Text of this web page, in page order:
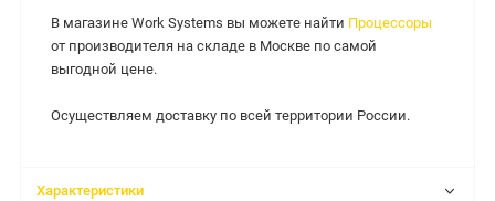
В магазине Work Systems вы можете найти Процессоры
от производителя на складе в Москве по самой
выгодной цене.
Осуществляем доставку по всей территории России.
Характеристики